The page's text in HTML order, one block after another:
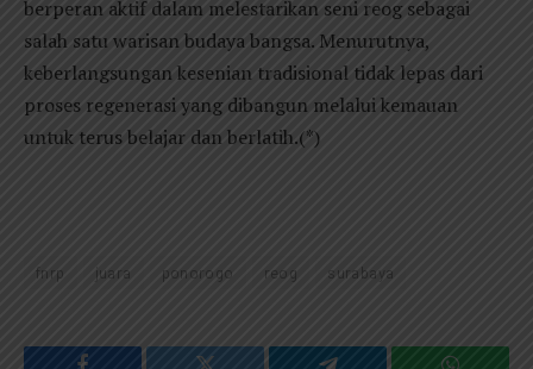
berperan aktif dalam melestarikan seni reog sebagai
salah satu warisan budaya bangsa. Menurutnya,
keberlangsungan kesenian tradisional tidak lepas dari
proses regenerasi yang dibangun melalui kemauan
untuk terus belajar dan berlatih.(*)
fnrp juara ponorogo reog surabaya